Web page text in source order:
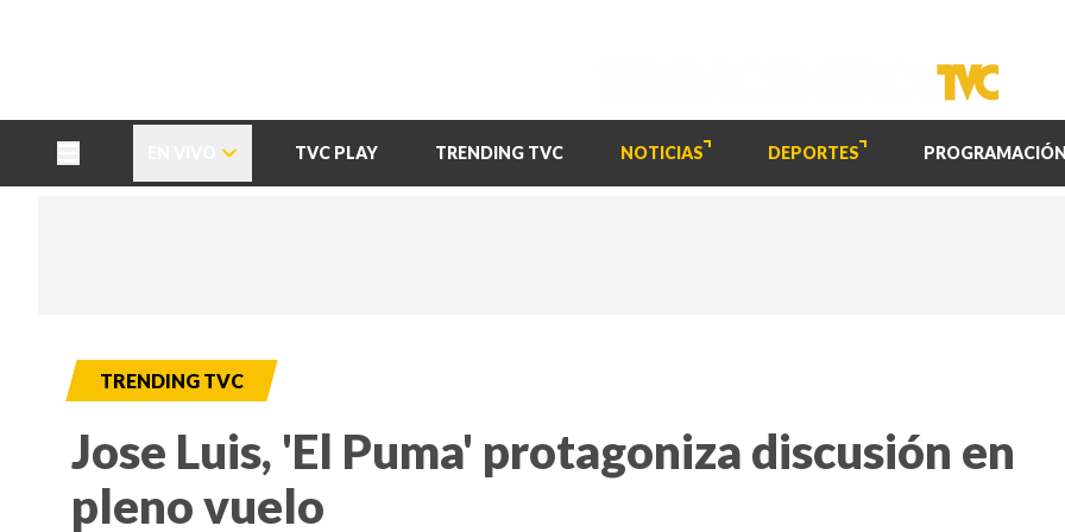
TVC PLAY TRENDING TVC NOTICIAS DEPORTES PROGRAMACIÓN
TRENDING TVC
Jose Luis, 'El Puma' protagoniza discusión en
pleno vuelo